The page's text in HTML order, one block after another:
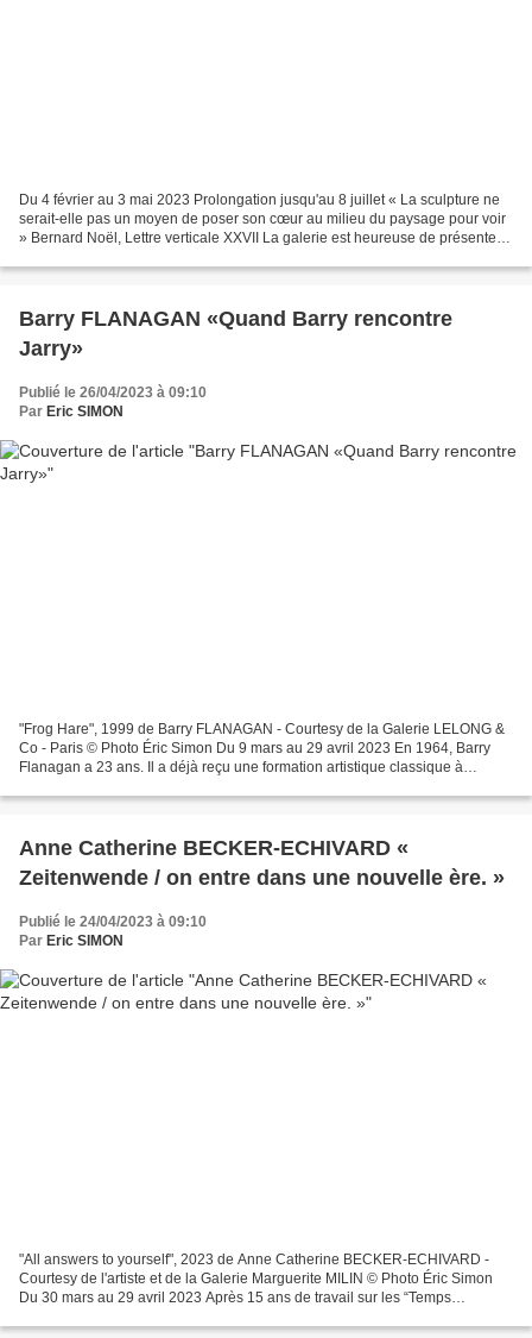
Du 4 février au 3 mai 2023 Prolongation jusqu'au 8 juillet « La sculpture ne
serait-elle pas un moyen de poser son cœur au milieu du paysage pour voir
» Bernard Noël, Lettre verticale XXVII La galerie est heureuse de présenter
Barry FLANAGAN «Quand Barry rencontre
Jarry»
Publié le 26/04/2023 à 09:10
Par Eric SIMON
"Frog Hare", 1999 de Barry FLANAGAN - Courtesy de la Galerie LELONG &
Co - Paris © Photo Éric Simon Du 9 mars au 29 avril 2023 En 1964, Barry
Flanagan a 23 ans. Il a déjà reçu une formation artistique classique à
Anne Catherine BECKER-ECHIVARD «
Zeitenwende / on entre dans une nouvelle ère. »
Publié le 24/04/2023 à 09:10
Par Eric SIMON
"All answers to yourself", 2023 de Anne Catherine BECKER-ECHIVARD -
Courtesy de l'artiste et de la Galerie Marguerite MILIN © Photo Éric Simon
Du 30 mars au 29 avril 2023 Après 15 ans de travail sur les “Temps